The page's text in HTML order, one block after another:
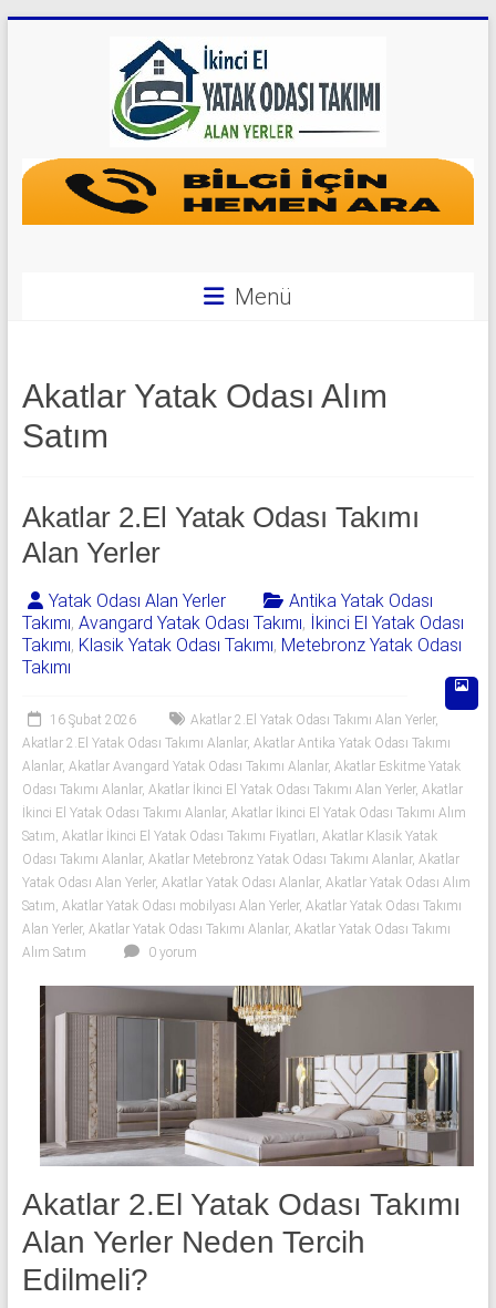
Yatak
Odası
|
0
541
06
06
|
Yıldız
Spot
Yatak
odası
alan
yerler
olarak
2.el
yatak
odası,
yatak
Avangard
Antika
yatak
odası
ve
Metebronz
yatak
odası
Menü
Akatlar Yatak Odası Alım
Satım
Akatlar 2.El Yatak Odası Takımı
Alan Yerler
Yatak Odası Alan Yerler
Antika Yatak Odası
Takımı, Avangard Yatak Odası Takımı, İkinci El Yatak Odası
Takımı, Klasik Yatak Odası Takımı, Metebronz Yatak Odası
Takımı
16 Şubat 2026 Akatlar 2.El Yatak Odası Takımı Alan Yerler,
Akatlar 2.El Yatak Odası Takımı Alanlar, Akatlar Antika Yatak Odası Takımı
Alanlar, Akatlar Avangard Yatak Odası Takımı Alanlar, Akatlar Eskitme Yatak
Odası Takımı Alanlar, Akatlar İkinci El Yatak Odası Takımı Alan Yerler, Akatlar
İkinci El Yatak Odası Takımı Alanlar, Akatlar İkinci El Yatak Odası Takımı Alım
Satım Akatlar İkinci El Yatak Odası Takımı Fiyatları Akatlar Klasik Yatak
Odası Takımı Alanlar, Akatlar Metebronz Yatak Odası Takımı Alanlar, Akatlar
Yatak Odası Alan Yerler, Akatlar Yatak Odası Alanlar, Akatlar Yatak Odası Alım
Satım Akatlar Yatak Odası mobilyası Alan Yerler, Akatlar Yatak Odası Takımı
Alan Yerler, Akatlar Yatak Odası Takımı Alanlar, Akatlar Yatak Odası Takımı
Alım Satım
0 yorum
Akatlar 2.El Yatak Odası Takımı
Alan Yerler Neden Tercih
Edilmeli?